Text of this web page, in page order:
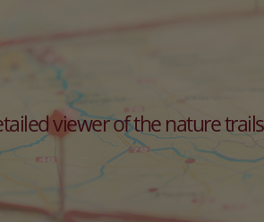
viewer of the nature